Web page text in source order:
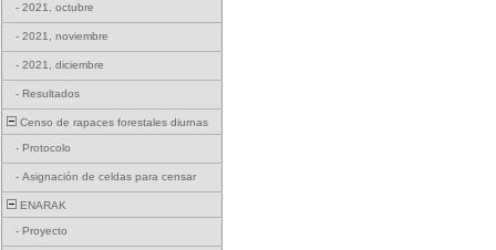
- 2021, octubre
- 2021, noviembre
- 2021, diciembre
- Resultados
Censo de rapaces forestales diurnas
- Protocolo
- Asignación de celdas para censar
ENARAK
- Proyecto